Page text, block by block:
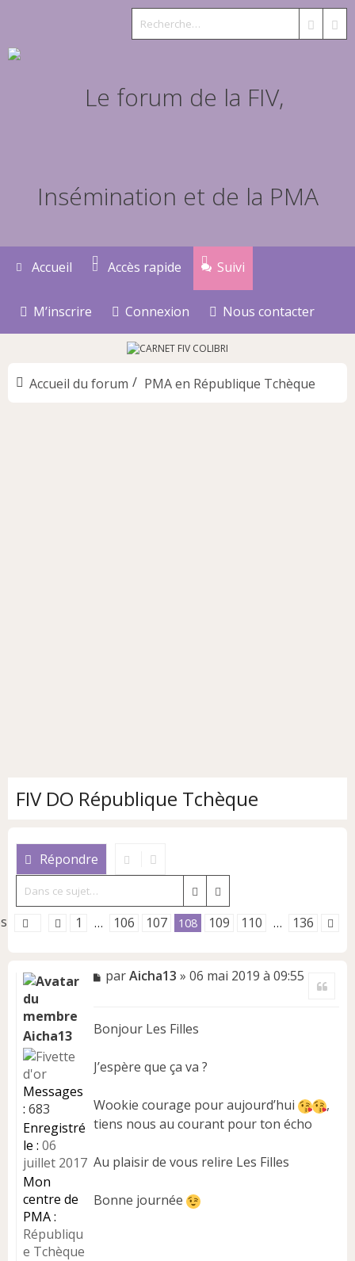
Accueil Accès rapide Suivi
M’inscrire Connexion Nous contacter
Accueil du forum PMA en République Tchèque
FIV DO République Tchèque
Répondre
Rechercher
1 … 106 107 108 109 110 … 136
Aicha13
Messages
: 683
Enregistré
le : 06
juillet 2017
Mon
centre de
PMA :
Républiqu
e Tchèque
M
a
e
n
l
parAicha13 » 06 mai 2019 à 09:55
Bonjour Les Filles
J’espère que ça va ?
Wookie courage pour aujourd’hui
,
tiens nous au courant pour ton écho
Au plaisir de vous relire Les Filles
Bonne journée